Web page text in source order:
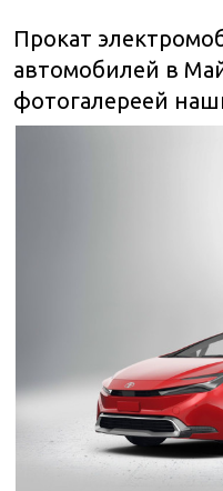
Прокат
автомобилей в
фотогалереей